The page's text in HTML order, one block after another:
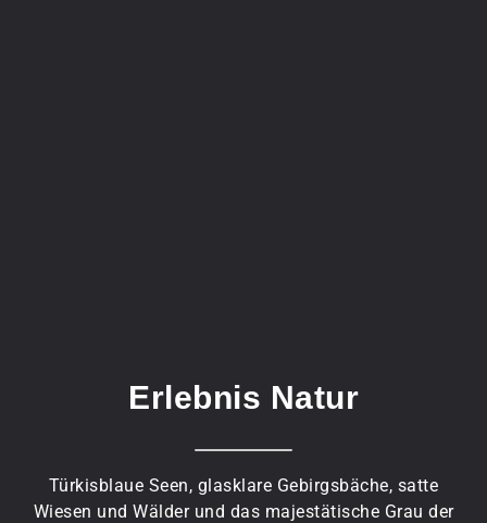
Erlebnis Natur
Türkisblaue Seen, glasklare Gebirgsbäche, satte
Wiesen und Wälder und das majestätische Grau der